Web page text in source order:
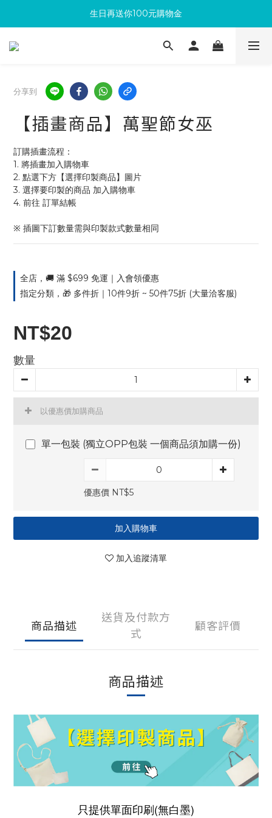
滿300回饋10%購物金
生日再送你100元購物金
加入成為新會員 馬上領取50元購物金
分享到
【插畫商品】萬聖節女巫
訂購插畫流程：
1. 將插畫加入購物車
2. 點選下方【選擇印製商品】圖片
3. 選擇要印製的商品 加入購物車
4. 前往 訂單結帳
※ 插圖下訂數量需與印製款式數量相同
全店，🚚 滿 $699 免運｜入會領優惠
指定分類，🎁 多件折｜10件9折 ~ 50件75折 (大量洽客服)
NT$20
數量
以優惠價加購商品
單一包裝 (獨立OPP包裝 一個商品須加購一份)
優惠價 NT$5
加入購物車
加入追蹤清單
商品描述
送貨及付款方
式
顧客評價
商品描述
只提供單面印刷(無白墨)